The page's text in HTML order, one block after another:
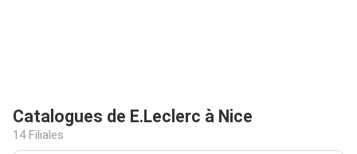
Catalogues de E.Leclerc à Nice
14 Filiales